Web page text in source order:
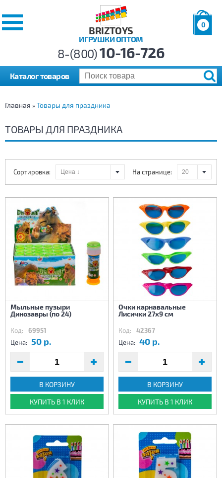
BRIZTOYS
ИГРУШКИ ОПТОМ
0
р.
8-(800)10-16-726
Каталог товаров
Главная » Товары для праздника
ТОВАРЫ ДЛЯ ПРАЗДНИКА
На странице:
Сортировка:
Мыльные пузыри
Динозавры (по 24)
Код: 69951
Цена: 50 р.
В КОРЗИНУ
КУПИТЬ В 1 КЛИК
Очки карнавальные
Лисички 27х9 см
Код: 42367
Цена: 40 р.
В КОРЗИНУ
КУПИТЬ В 1 КЛИК